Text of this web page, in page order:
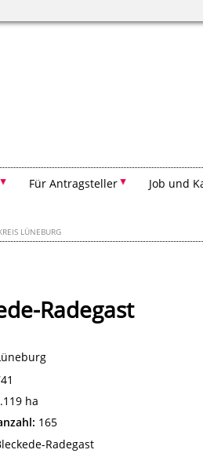
Für Antragsteller Job und
LÜNEBURG
Radegast
ha
165
Radegast